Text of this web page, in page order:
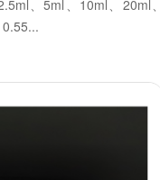
、5ml、10ml、20ml、